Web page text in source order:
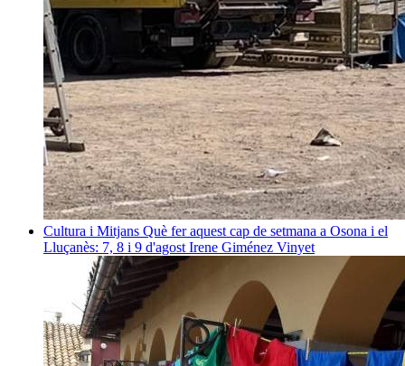
Cultura i Mitjans Què fer aquest cap de setmana a Osona i el
Lluçanès: 7, 8 i 9 d'agost Irene Giménez Vinyet